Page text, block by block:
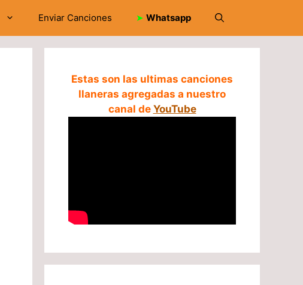
Enviar Canciones ➤ Whatsapp
Estas son las ultimas canciones
llaneras agregadas a nuestro
canal de YouTube